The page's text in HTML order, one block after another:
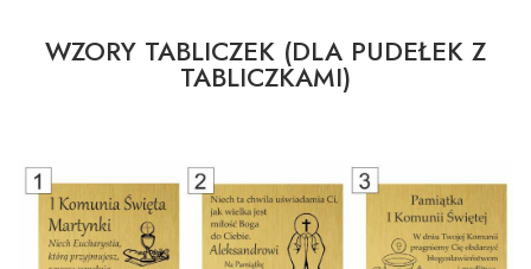
WZORY TABLICZEK (DLA PUDEŁEK Z
TABLICZKAMI)